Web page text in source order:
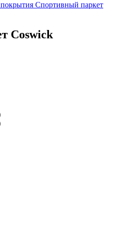
Спортивный паркет
Coswick